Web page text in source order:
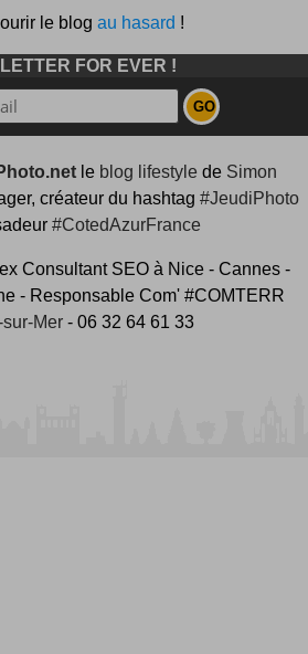
le blog au hasard !
FOR EVER !
le blog lifestylede Simon
créateur du hashtag #JeudiPhoto
#CotedAzurFrance
ex Consultant SEO à Nice - Cannes -
- Responsable Com' #COMTERR
Mer - 06 32 64 61 33